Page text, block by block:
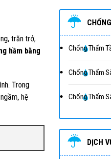
trăn trở,
hầm bằng
Trong
hệ
Chống Thấm
Chống Thấm
Chống Thấm
DỊCH